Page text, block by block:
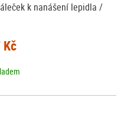
k nanášení lepidla /
Kč